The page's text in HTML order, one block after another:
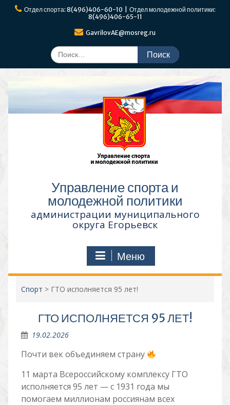
ПерейтиОтдел спорта: 8(496)406-60-10 | Отдел молодежной политики:
8(496)406-65-11
GavrilovAE@mosreg.ru
Поиск
по:
Управление спорта и
молодежной политики
администрации муниципального
округа Егорьевск
Меню
Спорт > ГТО исполняется 95 лет!
ГТО ИСПОЛНЯЕТСЯ 95 ЛЕТ!
19.02.2026
Почти век объединяем страну
11 марта Всероссийскому комплексу ГТО
исполняется 95 лет — с 1931 года мы
помогаем миллионам россиянам всех